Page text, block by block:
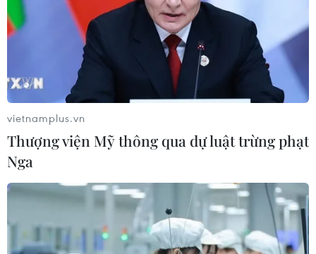
của kinh tế tập thể hiện nay.
vietnamplus.vn
Thượng viện Mỹ thông qua dự luật trừng phạt
Nga